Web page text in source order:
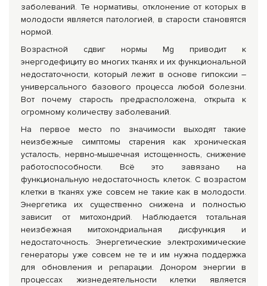
заболеваний. Те нормативы, отклонение от которых в
молодости является патологией, в старости становятся
нормой.
Возрастной сдвиг нормы Mg приводит к
энергодефициту во многих тканях и их функциональной
недостаточности, который лежит в основе гипоксии –
универсального базового процесса любой болезни.
Вот почему старость предрасположена, открыта к
огромному количеству заболеваний.
На первое место по значимости выходят такие
неизбежные симптомы старения как хроническая
усталость, нервно-мышечная истощенность, снижение
работоспособности. Всё это завязано на
функциональную недостаточность клеток. С возрастом
клетки в тканях уже совсем не такие как в молодости.
Энергетика их существенно снижена и полностью
зависит от митохондрий. Наблюдается тотальная
неизбежная митохондриальная дисфункция и
недостаточность. Энергетические электрохимические
генераторы уже совсем не те и им нужна поддержка
для обновления и репарации. Донором энергии в
процессах жизнедеятельности клетки является